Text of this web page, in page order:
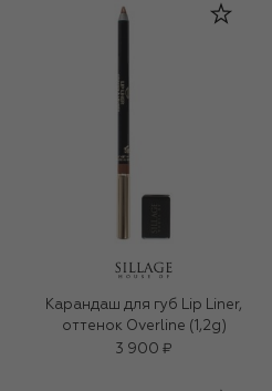
Карандаш для губ Lip Liner,
оттенок Overline (1,2g)
3 900 ₽